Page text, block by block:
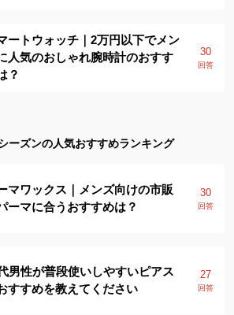
ートウォッチ｜2万円以下でメン
人気のおしゃれ腕時計のおすす
？
30
回答
ーズンの人気おすすめランキング
マワックス｜メンズ向けの市販
ーマに合うおすすめは？
30
回答
男性が普段使いしやすいピアス
すすめを教えてください
27
回答